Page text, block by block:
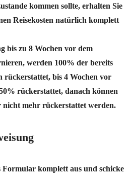
kommen sollte, erhalten Sie
Reisekosten natürlich komplett
bis zu 8 Wochen vor dem
werden 100% der bereits
rückerstattet, bis 4 Wochen vor
rückerstattet, danach können
nicht mehr rückerstattet werden.
Formular komplett aus und schicke